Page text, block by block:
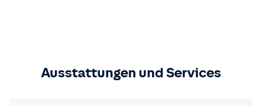
Ausstattungen und Services